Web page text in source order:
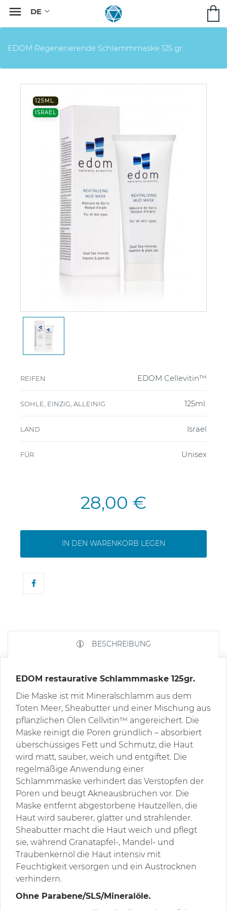

EDOM Regenerierende Schlammmaske 125 gr
125ML.
ISRAEL
REIFEN EDOM Cellevitin™
SOHLE, EINZIG, ALLEINIG 125ml.
LAND Israel
FÜR Unisex
28,00 €
IN DEN WARENKORB LEGEN
BESCHREIBUNG
EDOM restaurative Schlammmaske 125gr.
Die Maske ist mit Mineralschlamm aus dem
Toten Meer, Sheabutter und einer Mischung aus
pflanzlichen Ölen Cellvitin™ angereichert. Die
Maske reinigt die Poren gründlich – absorbiert
überschüssiges Fett und Schmutz, die Haut
wird matt, sauber, weich und entgiftet. Die
regelmäßige Anwendung einer
Schlammmaske verhindert das Verstopfen der
Poren und beugt Akneausbrüchen vor. Die
Maske entfernt abgestorbene Hautzellen, die
Haut wird sauberer, glatter und strahlender.
Sheabutter macht die Haut weich und pflegt
sie, während Granatapfel-, Mandel- und
Traubenkernöl die Haut intensiv mit
Feuchtigkeit versorgen und ein Austrocknen
verhindern.
Ohne Parabene/SLS/Mineralöle.